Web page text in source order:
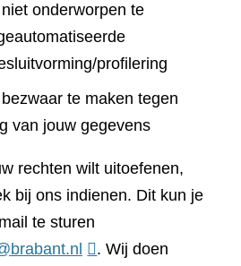
onderworpen te
profilering
te maken tegen
van jouw gegevens
rechten wilt uitoefenen,
bij ons indienen. Dit kun je
te sturen
. Wij doen